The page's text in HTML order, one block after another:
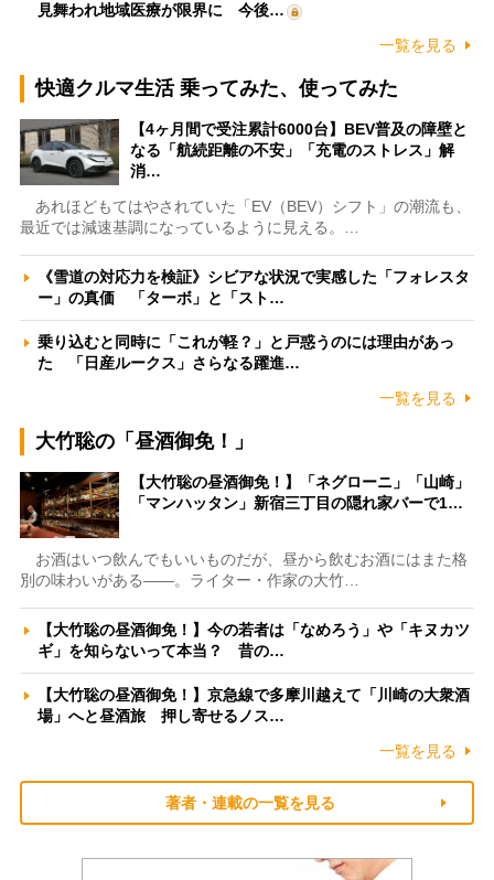
見舞われ地域医療が限界に 今後…
一覧を見る
快適クルマ生活 乗ってみた、使ってみた
【4ヶ月間で受注累計6000台】BEV普及の障壁と
なる「航続距離の不安」「充電のストレス」解
消…
あれほどもてはやされていた「EV（BEV）シフト」の潮流も、
最近では減速基調になっているように見える。…
《雪道の対応力を検証》シビアな状況で実感した「フォレスタ
ー」の真価 「ターボ」と「スト…
乗り込むと同時に「これが軽？」と戸惑うのには理由があっ
た 「日産ルークス」さらなる躍進…
一覧を見る
大竹聡の「昼酒御免！」
【大竹聡の昼酒御免！】「ネグローニ」「山崎」
「マンハッタン」新宿三丁目の隠れ家バーで1…
お酒はいつ飲んでもいいものだが、昼から飲むお酒にはまた格
別の味わいがある――。ライター・作家の大竹…
【大竹聡の昼酒御免！】今の若者は「なめろう」や「キヌカツ
ギ」を知らないって本当？ 昔の…
【大竹聡の昼酒御免！】京急線で多摩川越えて「川崎の大衆酒
場」へと昼酒旅 押し寄せるノス…
一覧を見る
著者・連載の一覧を見る